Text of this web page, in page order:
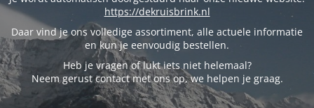
https://dekruisbrink.nl
Daar vind je ons volledige assortiment, alle actuele informatie
en kun je eenvoudig bestellen.
Heb je vragen of lukt iets niet helemaal?
Neem gerust contact met ons op, we helpen je graag.